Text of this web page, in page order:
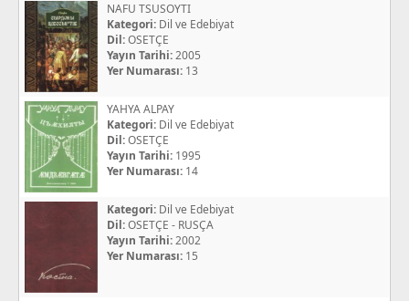
NAFU TSUSOYTI
Kategori: Dil ve Edebiyat
Dil:OSETÇE
Yayın Tarihi:2005
Yer Numarası: 13
YAHYA ALPAY
Kategori: Dil ve Edebiyat
Dil:OSETÇE
Yayın Tarihi: 1995
Yer Numarası: 14
Kategori: Dil ve Edebiyat
Dil:OSETÇE - RUSÇA
Yayın Tarihi:2002
Yer Numarası: 15